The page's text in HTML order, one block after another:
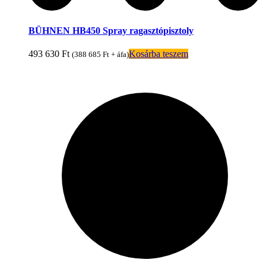
BÜHNEN HB450 Spray ragasztópisztoly
493 630 Ft (388 685 Ft + áfa)Kosárba teszem